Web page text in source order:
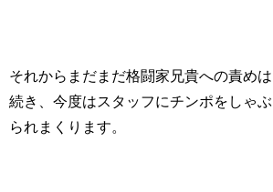
それからまだまだ格闘家兄貴への責めは
続き、今度はスタッフにチンポをしゃぶ
られまくります。